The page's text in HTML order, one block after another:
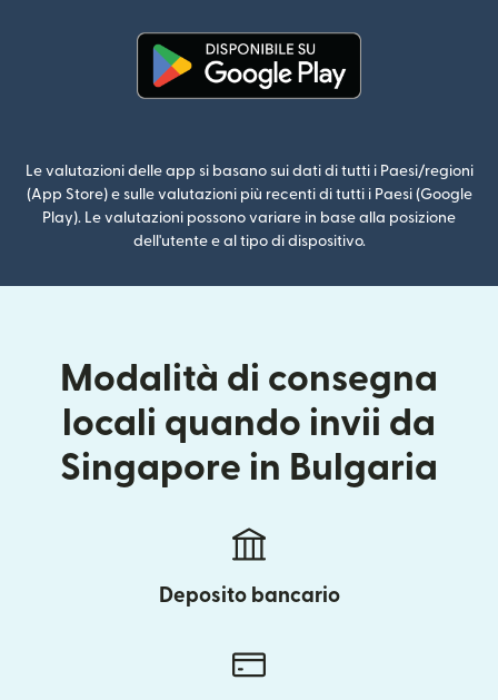
Le valutazioni delle app si basano sui dati di tutti i Paesi/regioni
(App Store) e sulle valutazioni più recenti di tutti i Paesi (Google
Play). Le valutazioni possono variare in base alla posizione
dell'utente e al tipo di dispositivo.
Modalità di consegna
locali quando invii da
Singapore in Bulgaria
Deposito bancario